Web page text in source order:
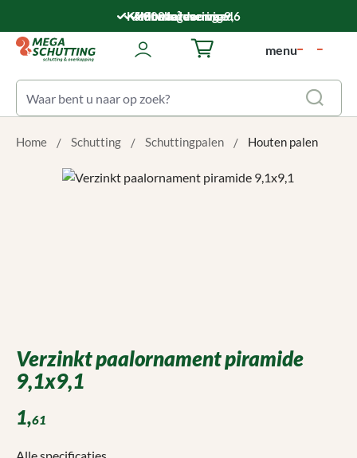
Ga naar de hoofdinhoud5.000 m² voorraad
Snelle levering
Montageservice
Klantwaardering: 9,6
menu
Winkelwagentje bevat 0
Home Schutting Schuttingpalen Houten palen
Afbeeldingengalerij overslaan
Verzinkt paalornament piramide
9,1x9,1
1,61